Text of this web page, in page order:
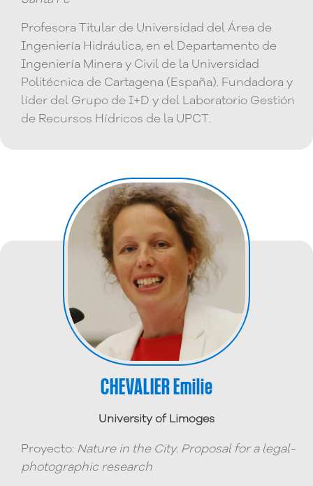
Profesora Titular de Universidad del Área de
Ingeniería Hidráulica, en el Departamento de
Ingeniería Minera y Civil de la Universidad
Politécnica de Cartagena (España). Fundadora y
líder del Grupo de I+D y del Laboratorio Gestión
de Recursos Hídricos de la UPCT.
CHEVALIER Emilie
University of Limoges
Proyecto: Nature in the City. Proposal for a legal-
photographic research